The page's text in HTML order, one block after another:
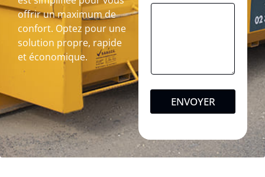
offrir un maximum de
confort. Optez pour une
solution propre, rapide
et économique.
ENVOYER